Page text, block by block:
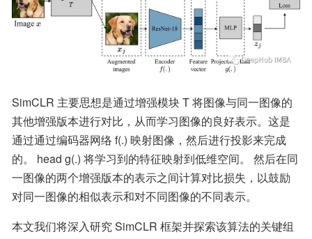
SimCLR 主要思想是通过增强模块 T 将图像与同一图像的
其他增强版本进行对比，从而学习图像的良好表示。这是
通过通过编码器网络 f(.) 映射图像，然后进行投影来完成
的。 head g(.) 将学习到的特征映射到低维空间。 然后在同
一图像的两个增强版本的表示之间计算对比损失，以鼓励
对同一图像的相似表示和对不同图像的不同表示。
本文我们将深入研究 SimCLR 框架并探索该算法的关键组